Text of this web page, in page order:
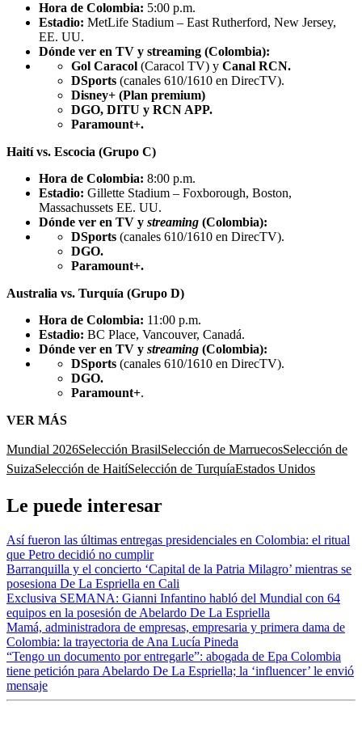
Hora de Colombia: 5:00 p.m.
Estadio: MetLife Stadium – East Rutherford, New Jersey,
EE. UU.
Dónde ver en TV y streaming (Colombia):
Gol Caracol (Caracol TV) y Canal RCN.
DSports (canales 610/1610 en DirecTV).
Disney+ (Plan premium)
DGO, DITU y RCN APP.
Paramount+.
Haití vs. Escocia (Grupo C)
Hora de Colombia: 8:00 p.m.
Estadio: Gillette Stadium – Foxborough, Boston,
Massachussets EE. UU.
Dónde ver en TV y streaming (Colombia):
DSports (canales 610/1610 en DirecTV).
DGO.
Paramount+.
Australia vs. Turquía (Grupo D)
Hora de Colombia: 11:00 p.m.
Estadio: BC Place, Vancouver, Canadá.
Dónde ver en TV y streaming (Colombia):
DSports (canales 610/1610 en DirecTV).
DGO.
Paramount+.
VER MÁS
Mundial 2026Selección BrasilSelección de MarruecosSelección de
SuizaSelección de HaitíSelección de TurquíaEstados Unidos
Le puede interesar
Así fueron las últimas entregas presidenciales en Colombia: el ritual
que Petro decidió no cumplir
Barranquilla y el concierto ‘Capital de la Patria Milagro’ mientras se
posesiona De La Espriella en Cali
Exclusiva SEMANA: Gianni Infantino habló del Mundial con 64
equipos en la posesión de Abelardo De La Espriella
Mamá, administradora de empresas, empresaria y primera dama de
Colombia: la trayectoria de Ana Lucía Pineda
“Tengo un documento por entregarle”: abogada de Epa Colombia
tiene petición para Abelardo De La Espriella; la ‘influencer’ le envió
mensaje